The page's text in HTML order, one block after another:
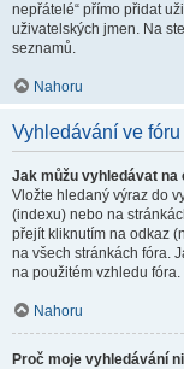
nepřátelé“ přímo přidat
uživatelských jmen. Na
seznamů.
Nahoru
Vyhledávání ve fóru
Jak můžu vyhledávat
Vložte hledaný výraz do
(indexu) nebo na
přejít kliknutím na odkaz
na všech stránkách fóra.
na použitém vzhledu fóra.
Nahoru
Proč moje vyhledávání